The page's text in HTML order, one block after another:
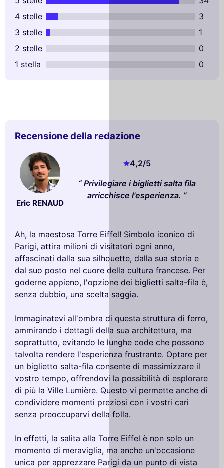
4 stelle
3
3 stelle
1
2 stelle
0
1 stella
0
Recensione della redazione
Eric RENAUD
4,2/5
Privilegiare i biglietti salta fila
arricchisce l'esperienza.
Ah, la maestosa Torre Eiffel! Simbolo iconico di
Parigi, attira milioni di visitatori ogni anno,
affascinati dalla sua silhouette, dalla sua storia e
dal suo posto nel cuore della cultura francese. Per
goderne appieno, l'opzione dei biglietti salta-fila è,
senza dubbio, una scelta saggia.
Immaginatevi all'ombra di questa struttura di ferro,
ammirando i dettagli della sua architettura, ma
soprattutto, evitando le lunghe code che possono
talvolta rendere l'esperienza frustrante. Optare per
un biglietto salta-fila consente di massimizzare il
vostro tempo, offrendovi la possibilità di esplorare
di più la Ville Lumière. Questo vi permette anche di
condividere momenti preziosi con i vostri cari
senza preoccuparvi della folla.
In effetti, la salita alla Torre Eiffel è non solo un
momento di meraviglia, ma anche un'occasione
unica per apprezzare Parigi da un punto di vista